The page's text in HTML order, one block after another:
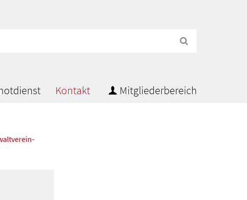
Kontakt Mitgliederbereich